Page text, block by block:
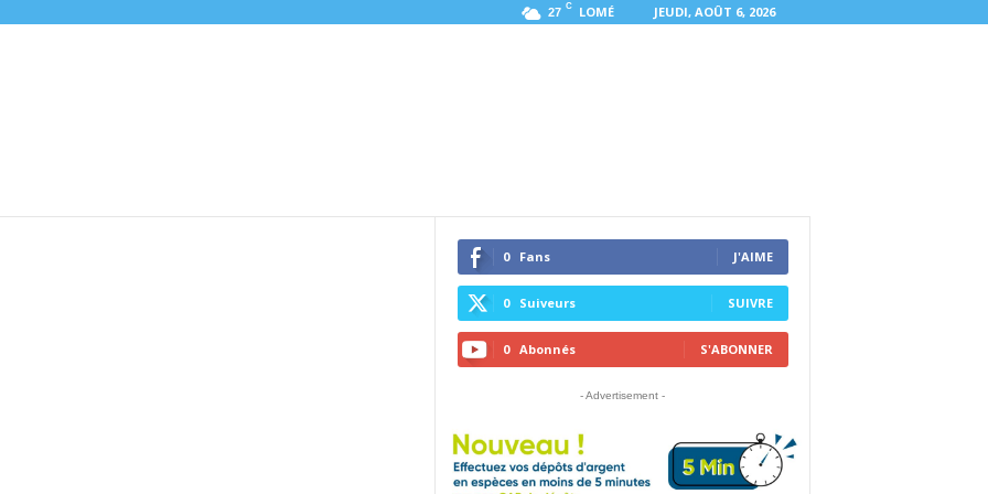
27 C LOMÉ JEUDI, AOÛT 6, 2026
0 Fans J'AIME
0 Suiveurs SUIVRE
0 Abonnés S'ABONNER
- Advertisement -